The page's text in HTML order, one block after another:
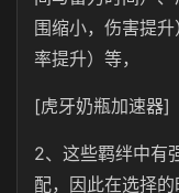
围缩小，伤害提
率提升）等，
[虎牙奶瓶加速器]
2、这些羁绊中有
配，因此在选择